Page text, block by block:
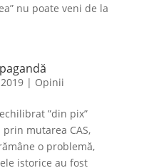
nu poate veni de la
| Opinii
”din pix”
mutarea CAS,
o problemă,
istorice au fost